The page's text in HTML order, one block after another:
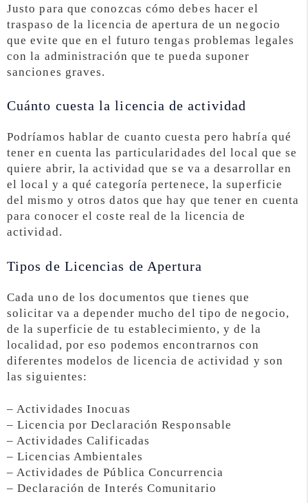
Justo para que conozcas cómo debes hacer el
traspaso de la licencia de apertura de un negocio
que evite que en el futuro tengas problemas legales
con la administración que te pueda suponer
sanciones graves.
Cuánto cuesta la licencia de actividad
Podríamos hablar de cuanto cuesta pero habría qué
tener en cuenta las particularidades del local que se
quiere abrir, la actividad que se va a desarrollar en
el local y a qué categoría pertenece, la superficie
del mismo y otros datos que hay que tener en cuenta
para conocer el coste real de la licencia de
actividad.
Tipos de Licencias de Apertura
Cada uno de los documentos que tienes que
solicitar va a depender mucho del tipo de negocio,
de la superficie de tu establecimiento, y de la
localidad, por eso podemos encontrarnos con
diferentes modelos de licencia de actividad y son
las siguientes:
– Actividades Inocuas
– Licencia por Declaración Responsable
– Actividades Calificadas
– Licencias Ambientales
– Actividades de Pública Concurrencia
– Declaración de Interés Comunitario